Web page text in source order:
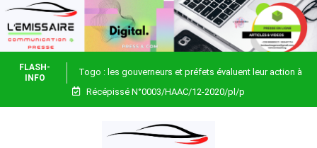
FLASH-
INFO
Togo : les gouverneurs et préfets évaluent leur action à
Blitta
Récépissé N°0003/HAAC/12-2020/pl/p